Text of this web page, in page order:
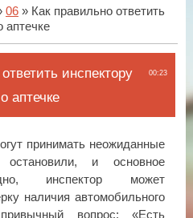
06» Как правильно ответить
аптечке
00:23
инспектору
аптечке
принимать неожиданные
и основное
инспектор может
наличия автомобильного
вопрос: «Есть